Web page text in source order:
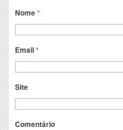
Nome*
Email*
Site
Comentário